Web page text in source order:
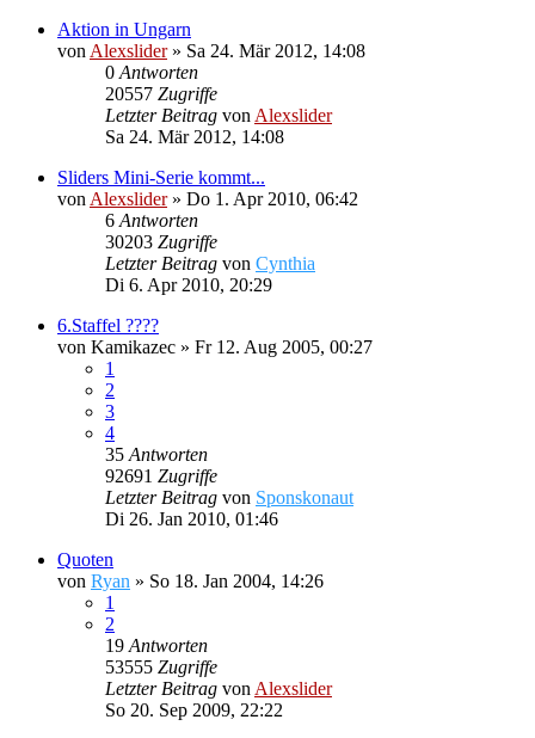
Aktion in Ungarn
von Alexslider» Sa 24. Mär 2012, 14:08
0 Antworten
20557 Zugriffe
Letzter Beitrag von Alexslider
Sa 24. Mär 2012, 14:08
Sliders Mini-Serie kommt...
von Alexslider» Do 1. Apr 2010, 06:42
6 Antworten
30203 Zugriffe
Letzter Beitrag von Cynthia
Di 6. Apr 2010, 20:29
6.Staffel ????
von Kamikazec » Fr 12. Aug 2005, 00:27
1
2
3
4
35 Antworten
92691 Zugriffe
Letzter Beitrag von Sponskonaut
Di 26. Jan 2010, 01:46
Quoten
von Ryan » So 18. Jan 2004, 14:26
1
2
19 Antworten
53555 Zugriffe
Letzter Beitrag von Alexslider
So 20. Sep 2009, 22:22